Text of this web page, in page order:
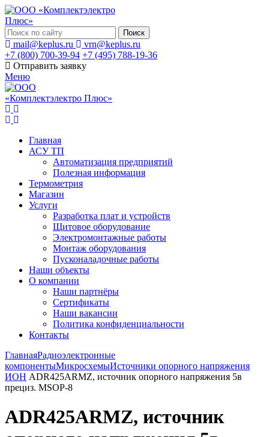
Поиск
mail@keplus.ru
vrn@keplus.ru
+7 (800) 700-39-94 +7 (495) 788-19-36
Отправить заявку
Меню
Главная
АСУ ТП
Автоматизация предприятий
Полезная информация
Термометрия
Магазин
Услуги
Разработка плат и устройств
Щитовое оборудование
Электромонтажные работы
Монтаж оборудования
Пусконаладочные работы
Наши объекты
О компании
Наши партнёры
Сертификаты
Наши вакансии
Политика конфиденциальности
Контакты
ГлавнаяРадиоэлектронные
компонентыМикросхемыИсточники опорного напряжения
ИОН ADR425ARMZ, источник опорного напряжения 5в
прециз. MSOP-8
ADR425ARMZ, источник